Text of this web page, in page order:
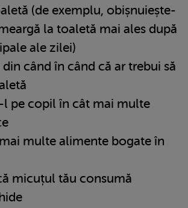
(de exemplu, obișnuiește-
la toaletă mai ales după
ale zilei)
când în când că ar trebui să
l pe copil în cât mai multe
multe alimente bogate în
micuțul tău consumă